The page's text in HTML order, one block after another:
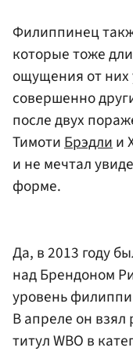
Филиппинец
которые тоже
ощущения от них
совершенно
после двух
ТимотиБрэдлии
и не мечтал
форме.
Да, в 2013 году
над Брендоном
уровень
В апреле он
титул WBO в